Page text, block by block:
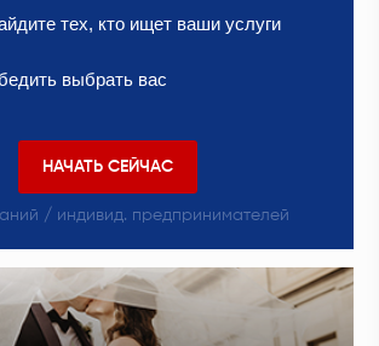
тех, кто ищет ваши услуги
выбрать вас
НАЧАТЬ СЕЙЧАС
/ индивид. предпринимателей